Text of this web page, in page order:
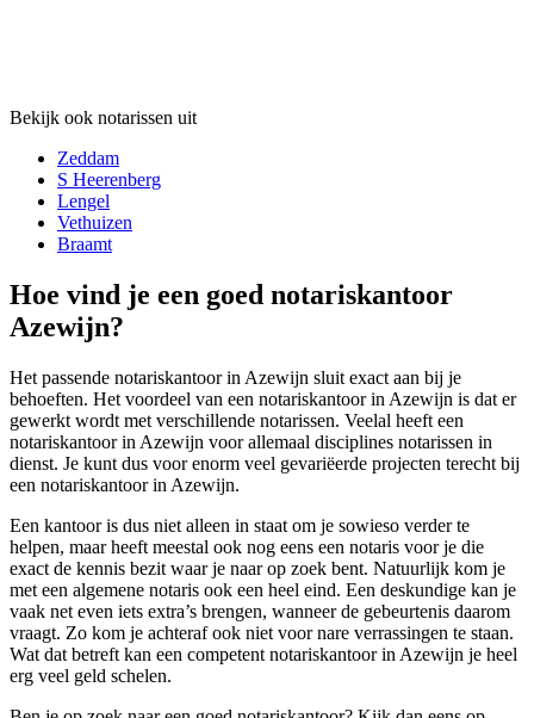
Bekijk ook notarissen uit
Zeddam
S Heerenberg
Lengel
Vethuizen
Braamt
Hoe vind je een goed notariskantoor
Azewijn?
Het passende notariskantoor in Azewijn sluit exact aan bij je
behoeften. Het voordeel van een notariskantoor in Azewijn is dat er
gewerkt wordt met verschillende notarissen. Veelal heeft een
notariskantoor in Azewijn voor allemaal disciplines notarissen in
dienst. Je kunt dus voor enorm veel gevariëerde projecten terecht bij
een notariskantoor in Azewijn.
Een kantoor is dus niet alleen in staat om je sowieso verder te
helpen, maar heeft meestal ook nog eens een notaris voor je die
exact de kennis bezit waar je naar op zoek bent. Natuurlijk kom je
met een algemene notaris ook een heel eind. Een deskundige kan je
vaak net even iets extra’s brengen, wanneer de gebeurtenis daarom
vraagt. Zo kom je achteraf ook niet voor nare verrassingen te staan.
Wat dat betreft kan een competent notariskantoor in Azewijn je heel
erg veel geld schelen.